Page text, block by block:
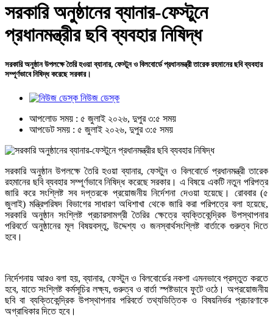
সরকারি অনুষ্ঠানের ব্যানার-ফেস্টুনে
প্রধানমন্ত্রীর ছবি ব্যবহার নিষিদ্ধ
সরকারি অনুষ্ঠান উপলক্ষে তৈরি হওয়া ব্যানার, ফেস্টুন ও বিলবোর্ডে প্রধানমন্ত্রী তারেক রহমানের ছবি ব্যবহার
সম্পূর্ণভাবে নিষিদ্ধ করেছে সরকার।
নিউজ ডেস্ক
আপলোড সময় : ৫ জুলাই ২০২৬, দুপুর ৩:৫ সময়
আপডেট সময় : ৫ জুলাই ২০২৬, দুপুর ৩:৫ সময়
সরকারি অনুষ্ঠান উপলক্ষে তৈরি হওয়া ব্যানার, ফেস্টুন ও বিলবোর্ডে প্রধানমন্ত্রী তারেক
রহমানের ছবি ব্যবহার সম্পূর্ণভাবে নিষিদ্ধ করেছে সরকার। এ বিষয়ে একটি নতুন পরিপত্র
জারি করে সংশ্লিষ্ট সব দপ্তরকে প্রয়োজনীয় নির্দেশনা দেওয়া হয়েছে। রোববার (৫
জুলাই) মন্ত্রিপরিষদ বিভাগের সাধারণ অধিশাখা থেকে জারি করা পরিপত্রে বলা হয়েছে,
সরকারি অনুষ্ঠান সংশ্লিষ্ট প্রচারসামগ্রী তৈরির ক্ষেত্রে ব্যক্তিকেন্দ্রিক উপস্থাপনার
পরিবর্তে অনুষ্ঠানের মূল বিষয়বস্তু, উদ্দেশ্য ও জনস্বার্থসংশ্লিষ্ট বার্তাকে গুরুত্ব দিতে
হবে।
নির্দেশনায় আরও বলা হয়, ব্যানার, ফেস্টুন ও বিলবোর্ডের নকশা এমনভাবে প্রস্তুত করতে
হবে, যাতে সংশ্লিষ্ট কর্মসূচির লক্ষ্য, গুরুত্ব ও বার্তা স্পষ্টভাবে ফুটে ওঠে। অপ্রয়োজনীয়
ছবি বা ব্যক্তিকেন্দ্রিক উপস্থাপনার পরিবর্তে তথ্যভিত্তিক ও বিষয়নির্ভর প্রচারণাকে
অগ্রাধিকার দিতে হবে।